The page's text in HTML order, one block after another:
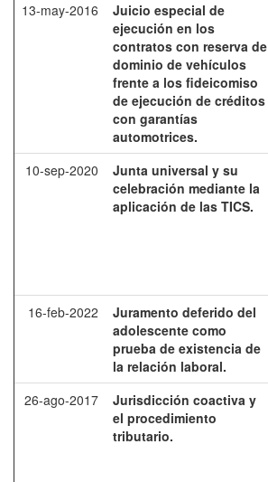
13-may-2016
Juicio especial de
ejecución en los
contratos con reserva de
dominio de vehículos
frente a los fideicomiso
de ejecución de créditos
con garantías
automotrices.
10-sep-2020
Junta universal y su
celebración mediante la
aplicación de las TICS.
16-feb-2022
Juramento deferido del
adolescente como
prueba de existencia de
la relación laboral.
26-ago-2017
Jurisdicción coactiva y
el procedimiento
tributario.